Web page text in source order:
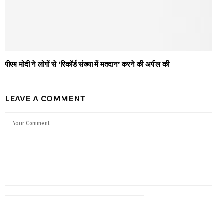
पीएम मोदी ने लोगों से ‘रिकॉर्ड संख्या में मतदान’ करने की अपील की
LEAVE A COMMENT